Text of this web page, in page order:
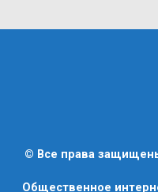
© Все права
Общественное